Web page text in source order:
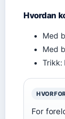
Hvordan
Med
Med
Trikk:
For